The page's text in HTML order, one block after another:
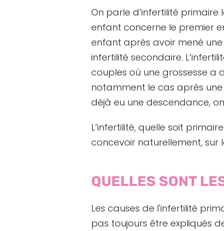
On parle d’infertilité primaire
enfant concerne le premier
enfant après avoir mené une
infertilité secondaire.
couples où une grossesse a
notamment le cas après une
déjà eu une descendance,
L’infertilité, quelle soit
concevoir naturellement, sur
QUELLES SONT
Les causes de l'infertilité
pas toujours être expliqués